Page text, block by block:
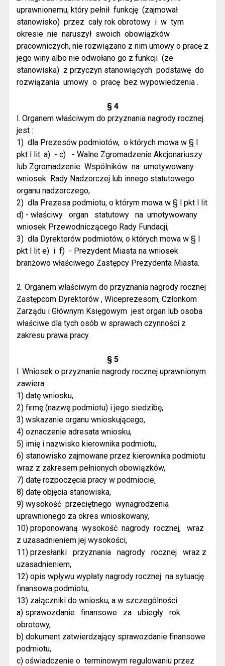
uprawnionemu, który pełnił funkcję (zajmował
stanowisko) przez cały rok obrotowy i w tym
okresie nie naruszył swoich obowiązków
pracowniczych, nie rozwiązano z nim umowy o pracę z
jego winy albo nie odwołano go z funkcji (ze
stanowiska) z przyczyn stanowiących podstawę do
rozwiązania umowy o pracę bez wypowiedzenia .
§ 4
l. Organem właściwym do przyznania nagrody rocznej
jest :
1) dla Prezesów podmiotów, o których mowa w § l
pkt l lit. a) - c)
- Walne Zgromadzenie Akcjonariuszy
lub Zgromadzenie Wspólników na umotywowany
wniosek Rady Nadzorczej lub innego statutowego
organu nadzorczego,
2) dla Prezesa podmiotu, o którym mowa w § l pkt l lit
d) - właściwy
organ statutowy na umotywowany
wniosek Przewodniczącego Rady Fundacji,
3) dla Dyrektorów podmiotów, o których mowa w § l
pkt l lit e) i f) - Prezydent Miasta na wniosek
branżowo właściwego Zastępcy Prezydenta Miasta.
2. Organem właściwym do przyznania nagrody rocznej
Zastępcom Dyrektorów , Wiceprezesom, Członkom
Zarządu i Głównym Księgowym jest organ lub osoba
właściwe dla tych osób w sprawach czynności z
zakresu prawa pracy.
§ 5
l. Wniosek o przyznanie nagrody rocznej uprawnionym
zawiera:
1) datę wniosku,
2) firmę (nazwę podmiotu) i jego siedzibę,
3) wskazanie organu wnioskującego,
4) oznaczenie adresata wniosku,
5) imię i nazwisko kierownika podmiotu,
6) stanowisko zajmowane przez kierownika podmiotu
wraz z zakresem pełnionych obowiązków,
7) datę rozpoczęcia pracy w podmiocie,
8) datę objęcia stanowiska,
9) wysokość przeciętnego wynagrodzenia
uprawnionego za okres wnioskowany,
10) proponowaną wysokość nagrody rocznej,
wraz
z uzasadnieniem jej wysokości,
11) przesłanki
przyznania nagrody rocznej
wraz z
uzasadnieniem,
12) opis wpływu wypłaty nagrody rocznej na sytuację
finansowa podmiotu,
13) załączniki do wniosku, a w szczególności :
a) sprawozdanie
finansowe za ubiegły
rok
obrotowy,
b) dokument zatwierdzający sprawozdanie finansowe
podmiotu,
c) oświadczenie o terminowym regulowaniu przez